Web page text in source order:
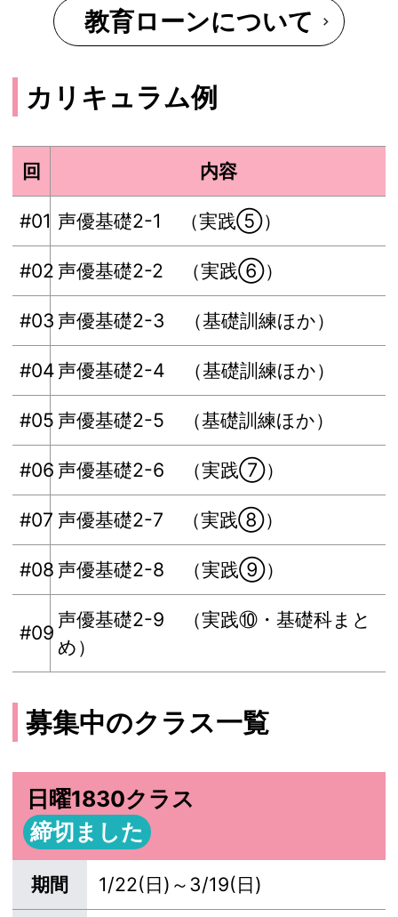
教育ローンについて
カリキュラム例
回 内容
#01 声優基礎2-1 （実践⑤）
#02 声優基礎2-2 （実践⑥）
#03 声優基礎2-3 （基礎訓練ほか）
#04声優基礎2-4 （基礎訓練ほか）
#05 声優基礎2-5 （基礎訓練ほか）
#06 声優基礎2-6 （実践⑦）
#07 声優基礎2-7 （実践⑧）
#08 声優基礎2-8 （実践⑨）
#09
声優基礎2-9 （実践⑩・基礎科まと
め）
募集中のクラス一覧
日曜1830クラス
締切ました
期間 1/22(日)～3/19(日)